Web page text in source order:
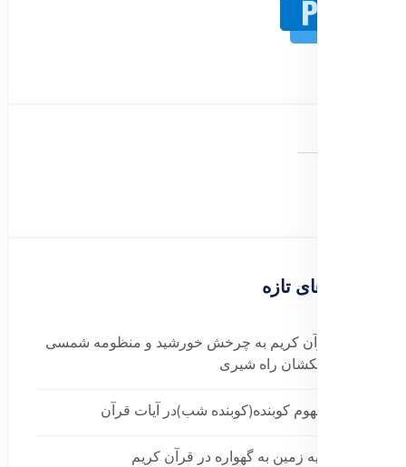
تبلیغات
نوشته‌های تازه
اشاره قرآن کریم به چرخش خورشید و منظومه شمسی
به دور کهکشان راه شیری
برسی مفهوم کوبنده(کوبنده شب)در آیات قرآن
دلیل تشبیه زمین به گهواره در قرآن کریم